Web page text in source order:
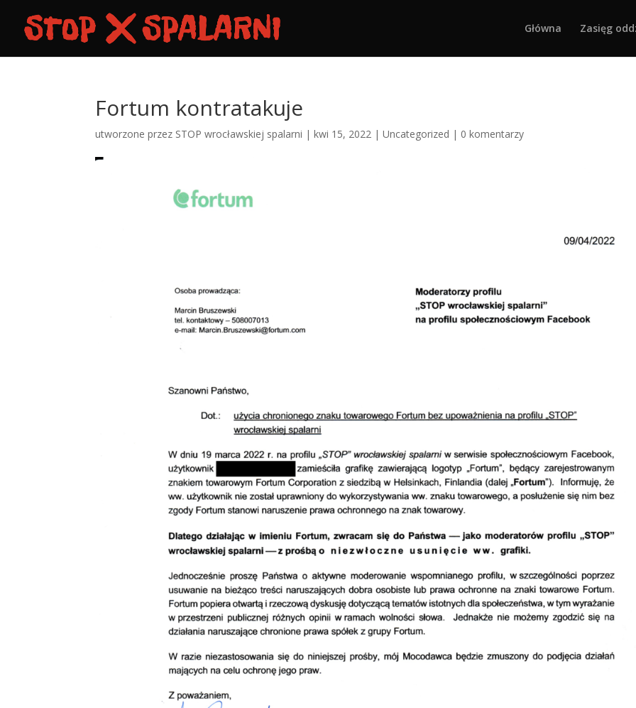
Główna Zasięg
Fortum kontratakuje
utworzone przez STOP wrocławskiej spalarni |kwi 15, 2022 |Uncategorized | 0 komentarzy